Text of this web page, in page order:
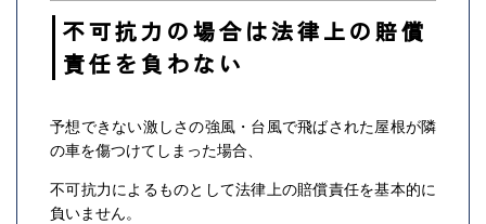
不可抗力の場合は法律上の賠償
責任を負わない
予想できない激しさの強風・台風で飛ばされた屋根が隣
の車を傷つけてしまった場合、
不可抗力によるものとして法律上の賠償責任を基本的に
負いません。